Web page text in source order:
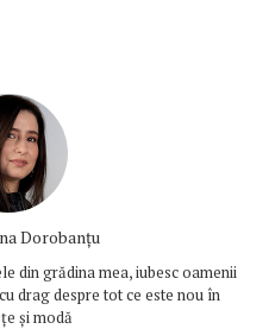
Dorobanțu
din grădina mea, iubesc oamenii
drag despre tot ce este nou în
și modă